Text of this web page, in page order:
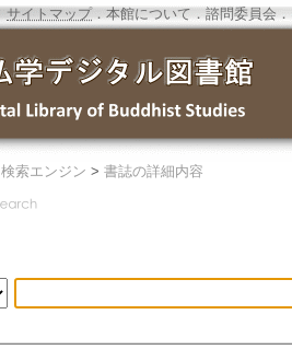
サイトマップ．本館について ． 諮問委員会 ．
検索エンジン > 書誌の詳細内容